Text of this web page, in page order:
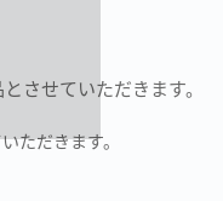
させていただきます。
ただきます。